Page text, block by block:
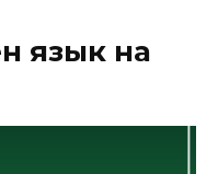
язык на